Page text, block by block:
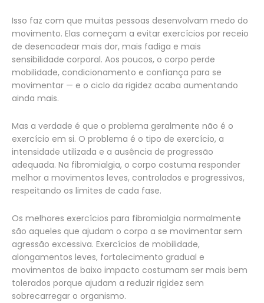
Isso faz com que muitas pessoas desenvolvam medo do
movimento. Elas começam a evitar exercícios por receio
de desencadear mais dor, mais fadiga e mais
sensibilidade corporal. Aos poucos, o corpo perde
mobilidade, condicionamento e confiança para se
movimentar — e o ciclo da rigidez acaba aumentando
ainda mais.
Mas a verdade é que o problema geralmente não é o
exercício em si. O problema é o tipo de exercício, a
intensidade utilizada e a ausência de progressão
adequada. Na fibromialgia, o corpo costuma responder
melhor a movimentos leves, controlados e progressivos,
respeitando os limites de cada fase.
Os melhores exercícios para fibromialgia normalmente
são aqueles que ajudam o corpo a se movimentar sem
agressão excessiva. Exercícios de mobilidade,
alongamentos leves, fortalecimento gradual e
movimentos de baixo impacto costumam ser mais bem
tolerados porque ajudam a reduzir rigidez sem
sobrecarregar o organismo.